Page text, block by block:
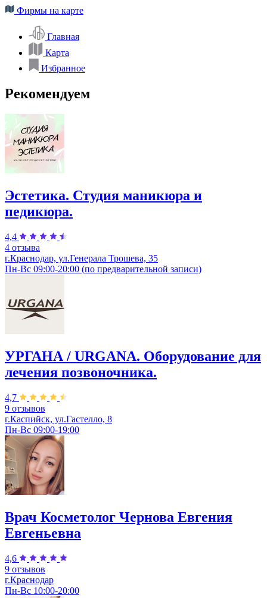
Фирмы на карте
Главная
Карта
Избранное
Рекомендуем
Эстетика. Студия маникюра и
педикюра.
4,4
4 отзыва
г.Краснодар, ул.Генерала Трошева, 35
Пн-Вс 09:00-20:00 (по предварительной записи)
УРГАНА / URGANA. Оборудование для
лечения позвоночника.
4,7
9 отзывов
г.Каспийск, ул.Гастелло, 8
Пн-Вс 09:00-19:00
Врач Косметолог Чернова Евгения
Евгеньевна
4,6
9 отзывов
г.Краснодар
Пн-Вс 10:00-20:00